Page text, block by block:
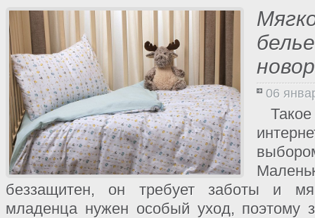
06
беззащитен, он требует заботы и
младенца нужен особый уход, поэтому